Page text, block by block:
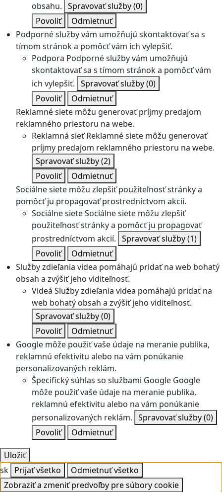
obsahu. Spravovať služby(0)
Povoliť
Odmietnuť
Podporné služby vám umožňujú skontaktovať sa s
tímom stránok a pomôcť vám ich vylepšiť.
Podpora Podporné služby vám umožňujú
skontaktovať sa s tímom stránok a pomôcť vám
ich vylepšiť. Spravovať služby(0)
Povoliť
Odmietnuť
Reklamné siete môžu generovať príjmy predajom
reklamného priestoru na webe.
Reklamná sieť Reklamné siete môžu generovať
príjmy predajom reklamného priestoru na webe.
Spravovať služby(2)
Povoliť
Odmietnuť
Sociálne siete môžu zlepšiť použiteľnosť stránky a
pomôcť ju propagovať prostredníctvom akcií.
Sociálne sieteSociálne siete môžu zlepšiť
použiteľnosť stránky a pomôcť ju propagovať
prostredníctvom akcií. Spravovať služby(1)
Povoliť
Odmietnuť
Služby zdieľania videa pomáhajú pridať na web bohatý
obsah a zvýšiť jeho viditeľnosť.
Videá Služby zdieľania videa pomáhajú pridať na
web bohatý obsah a zvýšiť jeho viditeľnosť.
Spravovať služby(0)
Povoliť
Odmietnuť
Google môže použiť vaše údaje na meranie publika,
reklamnú efektivitu alebo na vám ponúkanie
personalizovaných reklám.
Špecifický súhlas so službami Google Google
môže použiť vaše údaje na meranie publika,
reklamnú efektivitu alebo na vám ponúkanie
personalizovaných reklám. Spravovať služby(0)
Povoliť
Odmietnuť
Uložiť
sk Prijať všetko
Odmietnuť všetko
Zobraziť a zmeniť predvoľby pre súbory cookie